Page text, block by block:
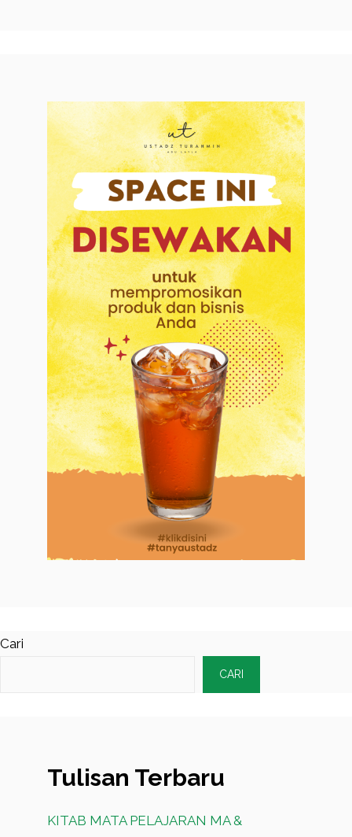
Cari
CARI
Tulisan Terbaru
KITAB MATA PELAJARAN MA &